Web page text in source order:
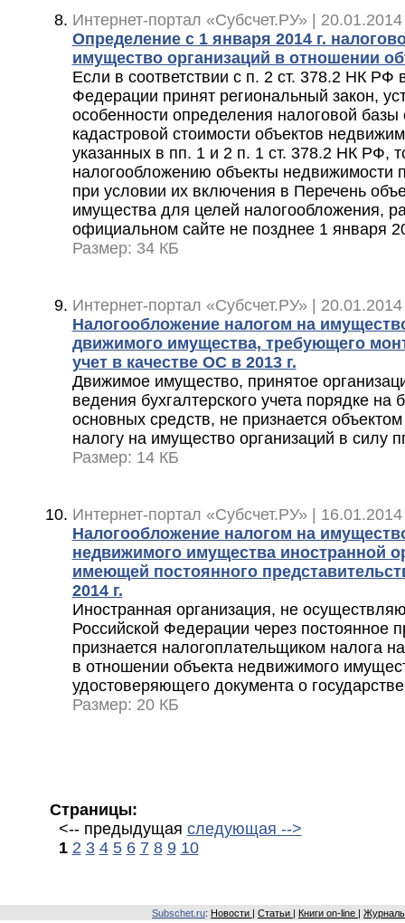
Интернет-портал «Субсчет.РУ» |
Определение с 1 января 2014 г.
имущество организаций в отношении
Если в соответствии с п. 2 ст. 378.2 НК РФ
Федерации принят региональный закон,
особенности определения налоговой базы
кадастровой стоимости объектов
указанных в пп. 1 и 2 п. 1 ст. 378.2 НК РФ,
налогообложению объекты недвижимости
при условии их включения в Перечень
имущества для целей налогообложения,
официальном сайте не позднее 1 января
Размер: 34 КБ
Интернет-портал «Субсчет.РУ» |
Налогообложение налогом на
движимого имущества, требующего
учет в качестве ОС в 2013 г.
Движимое имущество, принятое
ведения бухгалтерского учета порядке на
основных средств, не признается
налогу на имущество организаций в силу
Размер: 14 КБ
Интернет-портал «Субсчет.РУ» |
Налогообложение налогом на
недвижимого имущества иностранной
имеющей постоянного
2014 г.
Иностранная организация, не
Российской Федерации через постоянное
признается налогоплательщиком налога
в отношении объекта недвижимого
удостоверяющего документа о
Размер: 20 КБ
Страницы:
<-- предыдущая следующая -->
1 2 3 4 5 6 7 8 9 10
Subschet.ru: Новости Статьи Книги on-line